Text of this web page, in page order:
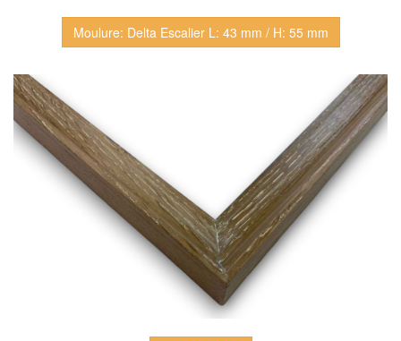
Moulure: Delta Escalier L: 43 mm / H: 55 mm